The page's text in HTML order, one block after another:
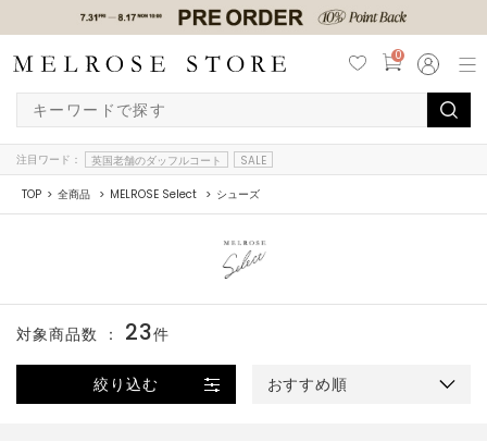
0
注目ワード： 英国老舗のダッフルコート SALE
TOP 全商品 MELROSE Select シューズ
絞り込む おすすめ順
対象商品数 ： 23件